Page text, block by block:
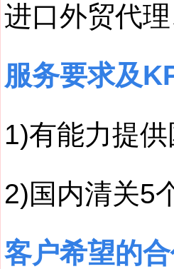
进口外贸代
服务要求及
1)有能力提
2)国内清关5
客户希望的